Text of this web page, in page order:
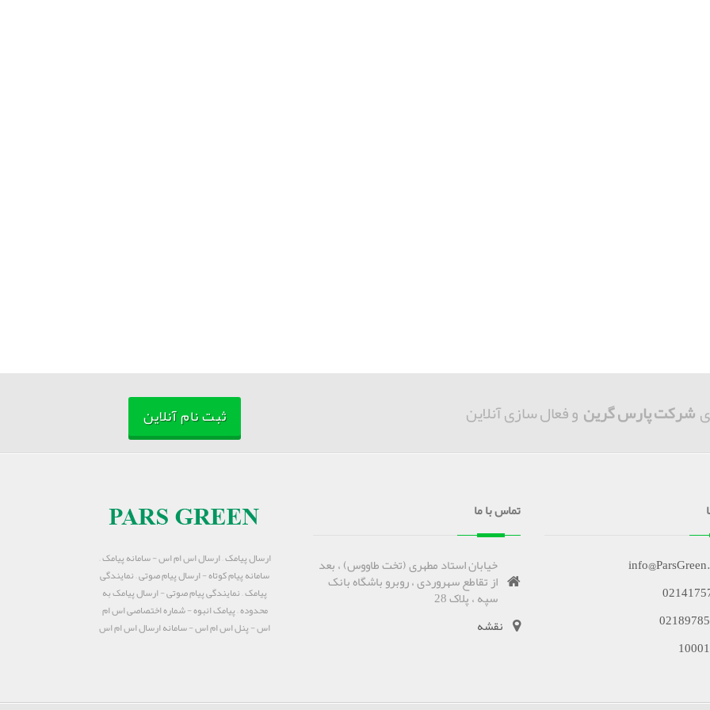
شرکت پارس گرین و فعال سازی آنلاین ثبت نام آنلاین
تماس با ما
خیابان استاد مطهری (تخت طاووس) ، بعد
از تقاطع سهروردی ، روبرو باشگاه بانک
سپه ، پلاک 28
نقشه
ارسال پیامک – ارسال اس ام اس - سامانه پیامک –
سامانه پیام کوتاه - ارسال پیام صوتی – نمایندگی
پیامک – نمایندگی پیام صوتی - ارسال پیامک به
محدوده – پیامک انبوه - شماره اختصاصی اس ام
اس - پنل اس ام اس - سامانه ارسال اس ام اس